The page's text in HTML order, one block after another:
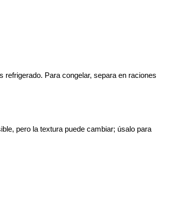
refrigerado. Para congelar, separa en raciones
pero la textura puede cambiar; úsalo para